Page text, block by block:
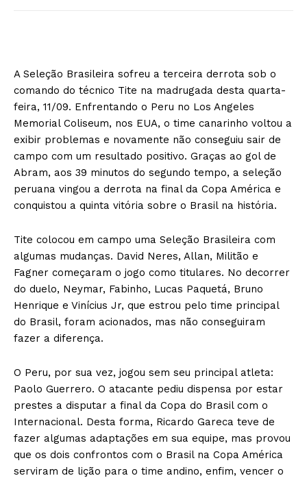
A Seleção Brasileira sofreu a terceira derrota sob o
comando do técnico Tite na madrugada desta quarta-
feira, 11/09. Enfrentando o Peru no Los Angeles
Memorial Coliseum, nos EUA, o time canarinho voltou a
exibir problemas e novamente não conseguiu sair de
campo com um resultado positivo. Graças ao gol de
Abram, aos 39 minutos do segundo tempo, a seleção
peruana vingou a derrota na final da Copa América e
conquistou a quinta vitória sobre o Brasil na história.
Tite colocou em campo uma Seleção Brasileira com
algumas mudanças. David Neres, Allan, Militão e
Fagner começaram o jogo como titulares. No decorrer
do duelo, Neymar, Fabinho, Lucas Paquetá, Bruno
Henrique e Vinícius Jr, que estrou pelo time principal
do Brasil, foram acionados, mas não conseguiram
fazer a diferença.
O Peru, por sua vez, jogou sem seu principal atleta:
Paolo Guerrero. O atacante pediu dispensa por estar
prestes a disputar a final da Copa do Brasil com o
Internacional. Desta forma, Ricardo Gareca teve de
fazer algumas adaptações em sua equipe, mas provou
que os dois confrontos com o Brasil na Copa América
serviram de lição para o time andino, enfim, vencer o